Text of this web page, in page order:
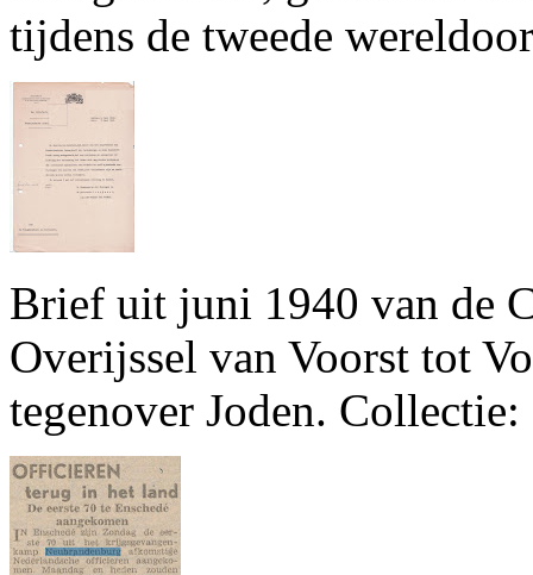
tijdens de tweede
Brief uit juni 1940 van de
Overijssel van Voorst tot
tegenover Joden.